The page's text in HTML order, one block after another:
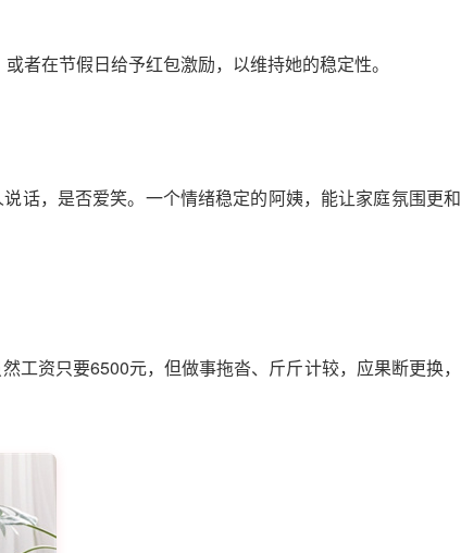
者在节假日给予红包激励，以维持她的稳定性。
话，是否爱笑。一个情绪稳定的阿姨，能让家庭氛围更和
资只要6500元，但做事拖沓、斤斤计较，应果断更换，